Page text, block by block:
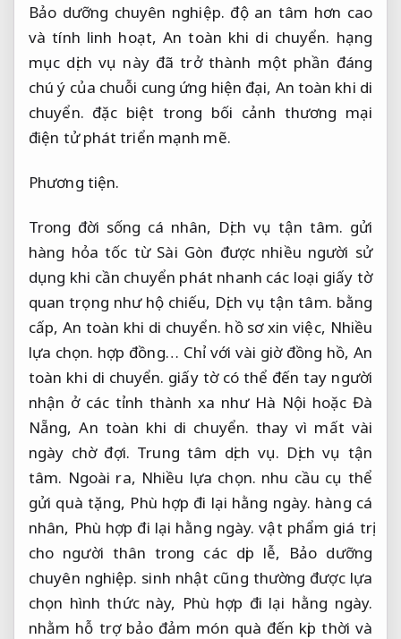
Bảo dưỡng chuyên nghiệp. độ an tâm hơn cao
và tính linh hoạt,An toàn khi di chuyển. hạng
mục dịch vụ này đã trở thành một phần đáng
chú ý của chuỗi cung ứng hiện đại, An toàn khi di
chuyển. đặc biệt trong bối cảnh thương mại
điện tử phát triển mạnh mẽ.
Phương tiện.
Trong đời sống cá nhân, Dịch vụ tận tâm. gửi
hàng hỏa tốc từ Sài Gòn được nhiều người sử
dụng khi cần chuyển phát nhanh các loại giấy tờ
quan trọng như hộ chiếu, Dịch vụ tận tâm. bằng
cấp,An toàn khi di chuyển. hồ sơ xin việc, Nhiều
lựa chọn. hợp đồng… Chỉ với vài giờ đồng hồ, An
toàn khi di chuyển. giấy tờ có thể đến tay người
nhận ở các tỉnh thành xa như Hà Nội hoặc Đà
Nẵng,An toàn khi di chuyển. thay vì mất vài
ngày chờ đợi. Trung tâm dịch vụ. Dịch vụ tận
tâm. Ngoài ra, Nhiều lựa chọn. nhu cầu cụ thể
gửi quà tặng, Phù hợp đi lại hằng ngày. hàng cá
nhân, Phù hợp đi lại hằng ngày. vật phẩm giá trị
cho người thân trong các dịp lễ, Bảo dưỡng
chuyên nghiệp. sinh nhật cũng thường được lựa
chọn hình thức này, Phù hợp đi lại hằng ngày.
nhằm hỗ trợ bảo đảm món quà đến kịp thời và